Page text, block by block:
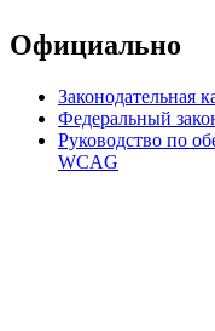
Официально
Законодательная
Федеральный
Руководство по
WCAG